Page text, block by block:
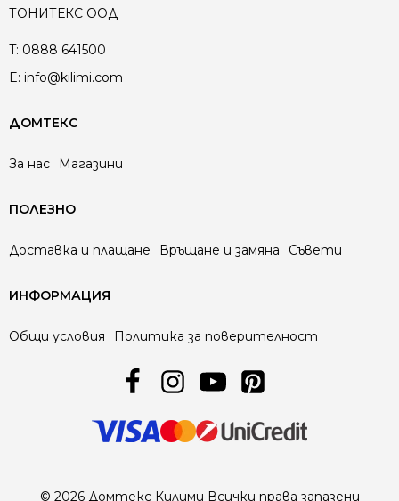
ТОНИТЕКС ООД
T: 0888 641500
E: info@kilimi.com
ДОМТЕКС
За нас Магазини
ПОЛЕЗНО
Доставка и плащане Връщане и замяна Съвети
ИНФОРМАЦИЯ
Общи условия Политика за поверителност
© 2026 Домтекс Килими Всички права запазени